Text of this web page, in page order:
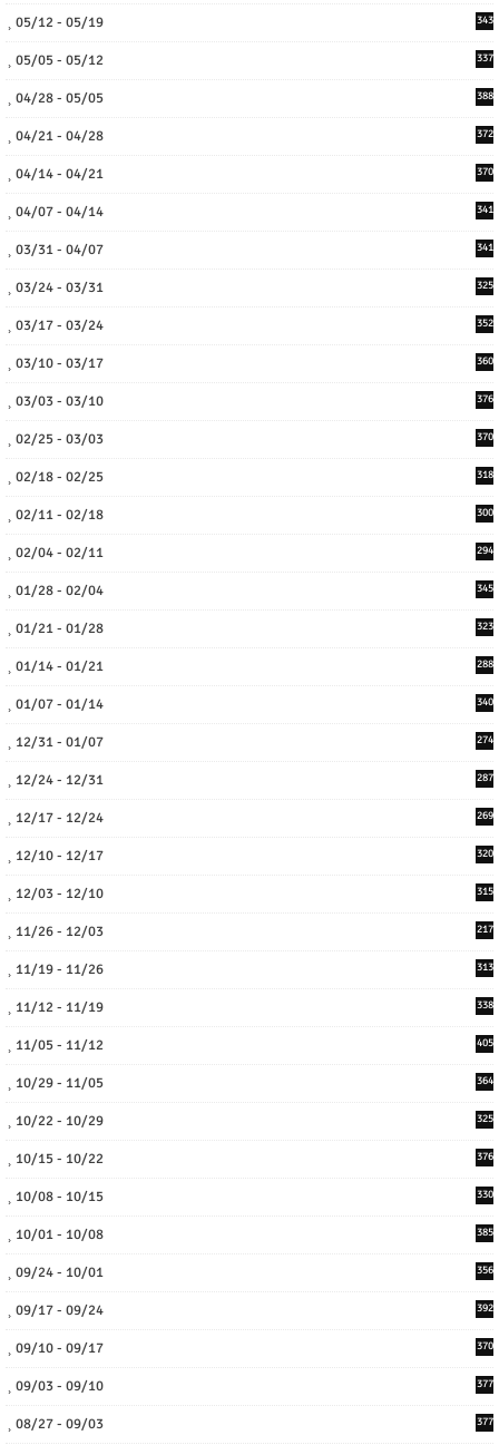
05/12 - 05/19 343
05/05 - 05/12 337
04/28 - 05/05 388
04/21 - 04/28 372
04/14 - 04/21 370
04/07 - 04/14 341
03/31 - 04/07 341
03/24 - 03/31 325
03/17 - 03/24 352
03/10 - 03/17 360
03/03 - 03/10 376
02/25 - 03/03 370
02/18 - 02/25 318
02/11 - 02/18 300
02/04 - 02/11 294
01/28 - 02/04 345
01/21 - 01/28 323
01/14 - 01/21 288
01/07 - 01/14 340
12/31 - 01/07 274
12/24 - 12/31 287
12/17 - 12/24 269
12/10 - 12/17 320
12/03 - 12/10 315
11/26 - 12/03 217
11/19 - 11/26 313
11/12 - 11/19 338
11/05 - 11/12 405
10/29 - 11/05 364
10/22 - 10/29 325
10/15 - 10/22 376
10/08 - 10/15 330
10/01 - 10/08 385
09/24 - 10/01 356
09/17 - 09/24 392
09/10 - 09/17 370
09/03 - 09/10 377
08/27 - 09/03 377